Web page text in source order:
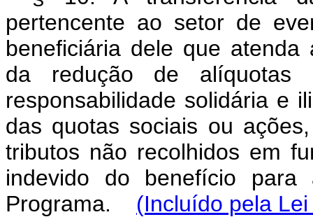
pertencente ao setor de
beneficiária dele que
da redução de alíquotas
responsabilidade solidária e
das quotas sociais ou
tributos não recolhidos em
indevido do benefício para
Programa. (Incluído pela